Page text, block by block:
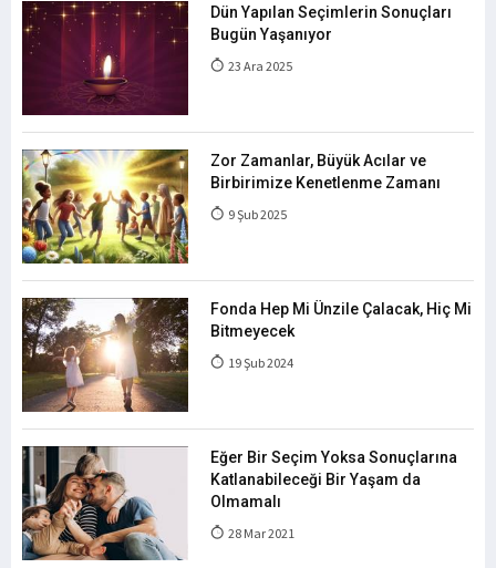
Dün Yapılan Seçimlerin Sonuçları
Bugün Yaşanıyor
23 Ara 2025
Zor Zamanlar, Büyük Acılar ve
Birbirimize Kenetlenme Zamanı
9 Şub 2025
Fonda Hep Mi Ünzile Çalacak, Hiç Mi
Bitmeyecek
19 Şub 2024
Eğer Bir Seçim Yoksa Sonuçlarına
Katlanabileceği Bir Yaşam da
Olmamalı
28 Mar 2021